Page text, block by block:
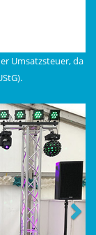
Umsatzsteuer, da